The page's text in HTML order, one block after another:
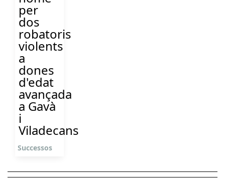
per
dos
robatoris
violents
a
dones
d'edat
avançada
a Gavà
i
Viladecans
Successos